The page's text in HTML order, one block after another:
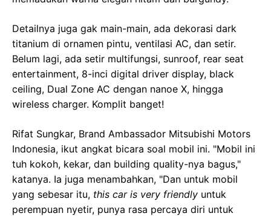
Detailnya juga gak main-main, ada dekorasi dark
titanium di ornamen pintu, ventilasi AC, dan setir.
Belum lagi, ada setir multifungsi, sunroof, rear seat
entertainment, 8-inci digital driver display, black
ceiling, Dual Zone AC dengan nanoe X, hingga
wireless charger. Komplit banget!
Rifat Sungkar, Brand Ambassador Mitsubishi Motors
Indonesia, ikut angkat bicara soal mobil ini. "Mobil ini
tuh kokoh, kekar, dan building quality-nya bagus,"
katanya. Ia juga menambahkan, "Dan untuk mobil
yang sebesar itu, this car is very friendly untuk
perempuan nyetir, punya rasa percaya diri untuk